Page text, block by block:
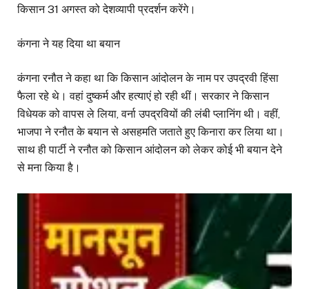
किसान 31 अगस्त को देशव्यापी प्रदर्शन करेंगे।
कंगना ने यह दिया था बयान
कंगना रनौत ने कहा था कि किसान आंदोलन के नाम पर उपद्रवी हिंसा
फैला रहे थे। वहां दुष्कर्म और हत्याएं हो रही थीं। सरकार ने किसान
विधेयक को वापस ले लिया, वर्ना उपद्रवियों की लंबी प्लानिंग थी। वहीं,
भाजपा ने रनौत के बयान से असहमति जताते हुए किनारा कर लिया था।
साथ ही पार्टी ने रनौत को किसान आंदोलन को लेकर कोई भी बयान देने
से मना किया है।